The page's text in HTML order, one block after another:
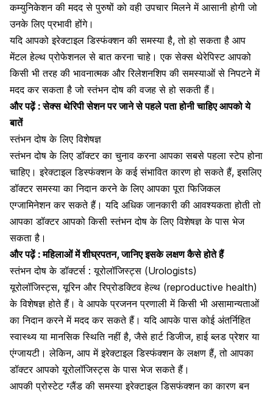
कम्युनिकेशन की मदद से पुरुषों को वही उपचार मिलने में आसानी होगी जो
उनके लिए प्रभावी होंगे।
यदि आपको इरेक्टाइल डिस्फंक्शन की समस्या है, तो हो सकता है आप
मेंटल हेल्थ प्रोफेशनल से बात करना चाहे। एकसेक्स थेरेपिस्टआपको
किसी भी तरह की भावनात्मक और रिलेशनशिप की समस्याओं से निपटने में
मदद कर सकता है जो स्तंभन दोष की वजह से हो सकती हैं।
और पढ़ें :सेक्स थेरिपी सेशन पर जाने से पहले पता होनी चाहिए आपको ये
बातें
स्तंभन दोष के लिए विशेषज्ञ
स्तंभन दोष के लिए डॉक्टर का चुनाव करना आपका सबसे पहला स्टेप होना
चाहिए। इरेक्टाइल डिस्फंक्शन के कई संभावित कारण हो सकते हैं, इसलिए
डॉक्टर समस्या का निदान करने के लिए आपका पूरा फिजिकल
एग्जामिनेशन कर सकते हैं। यदि अधिक जानकारी की आवश्यकता होती तो
आपका डॉक्टर आपको किसी स्तंभन दोष के लिए विशेषज्ञ के पास भेज
सकता है।
और पढ़ें :महिलाओं में शीघ्रपतन, जानिए इसके लक्षण कैसे होते हैं
स्तंभन दोष के डॉक्टर्स : यूरोलॉजिस्ट्स (Urologists)
यूरोलॉजिस्ट्स, यूरिन और रिप्रोडक्टिव हेल्थ (reproductive health)
के विशेषज्ञ होते हैं। वे आपके प्रजनन प्रणाली में किसी भी असामान्यताओं
का निदान करने में मदद कर सकते हैं। यदि आपके पास कोई अंतर्निहित
स्वास्थ्य या मानसिक स्थिति नहीं है, जैसे हार्ट डिजीज,हाई ब्लड प्रेशरया
एंग्जायटी। लेकिन, आप में इरेक्टाइल डिस्फंक्शन के लक्षण हैं, तो आपका
डॉक्टर आपको यूरोलॉजिस्ट्स के पास भेज सकते हैं।
आपकी प्रोस्टेट ग्लैंड की समस्या इरेक्टाइल डिसफंक्शन का कारण बन